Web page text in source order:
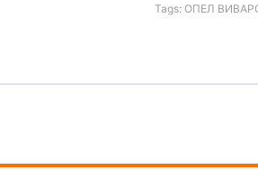
Tags: ОПЕЛ